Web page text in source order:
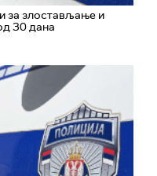
за злостављање и
30 дана